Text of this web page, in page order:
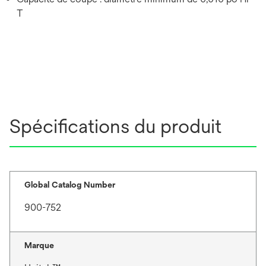
T
Spécifications du produit
Global Catalog Number
900-752
Marque